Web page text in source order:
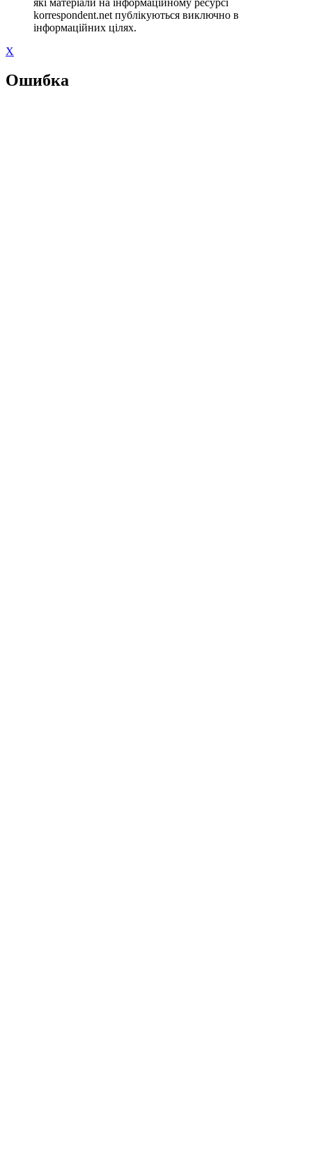
korrespondent.net публікуються виключно в
інформаційних цілях.
X
Ошибка